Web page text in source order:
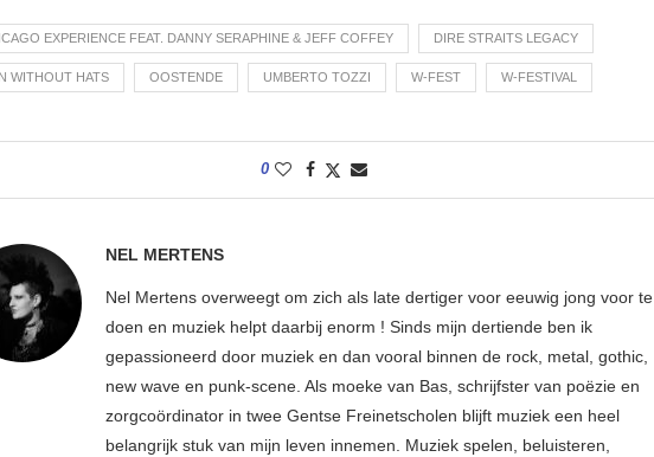
EXPERIENCE FEAT. DANNY SERAPHINE & JEFF COFFEY DIRE STRAITS LEGACY
WITHOUT HATS OOSTENDE UMBERTO TOZZI W-FEST W-FESTIVAL
0
NEL MERTENS
Nel Mertens overweegt om zich als late dertiger voor eeuwig jong voor te
doen en muziek helpt daarbij enorm ! Sinds mijn dertiende ben ik
gepassioneerd door muziek en dan vooral binnen de rock, metal, gothic,
new wave en punk-scene. Als moeke van Bas, schrijfster van poëzie en
zorgcoördinator in twee Gentse Freinetscholen blijft muziek een heel
belangrijk stuk van mijn leven innemen. Muziek spelen, beluisteren,